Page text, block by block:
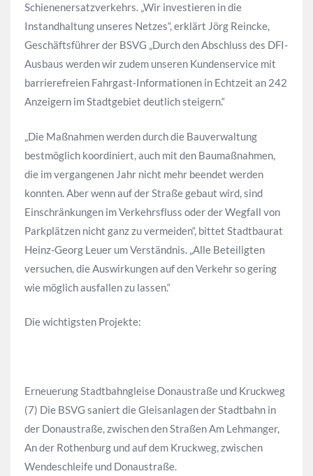
Schienenersatzverkehrs. „Wir investieren in die
Instandhaltung unseres Netzes“, erklärt Jörg Reincke,
Geschäftsführer der BSVG „Durch den Abschluss des DFI-
Ausbaus werden wir zudem unseren Kundenservice mit
barrierefreien Fahrgast-Informationen in Echtzeit an 242
Anzeigern im Stadtgebiet deutlich steigern.“
„Die Maßnahmen werden durch die Bauverwaltung
bestmöglich koordiniert, auch mit den Baumaßnahmen,
die im vergangenen Jahr nicht mehr beendet werden
konnten. Aber wenn auf der Straße gebaut wird, sind
Einschränkungen im Verkehrsfluss oder der Wegfall von
Parkplätzen nicht ganz zu vermeiden“, bittet Stadtbaurat
Heinz-Georg Leuer um Verständnis. „Alle Beteiligten
versuchen, die Auswirkungen auf den Verkehr so gering
wie möglich ausfallen zu lassen.“
Die wichtigsten Projekte:
Erneuerung Stadtbahngleise Donaustraße und Kruckweg
(7) Die BSVG saniert die Gleisanlagen der Stadtbahn in
der Donaustraße, zwischen den Straßen Am Lehmanger,
An der Rothenburg und auf dem Kruckweg, zwischen
Wendeschleife und Donaustraße.